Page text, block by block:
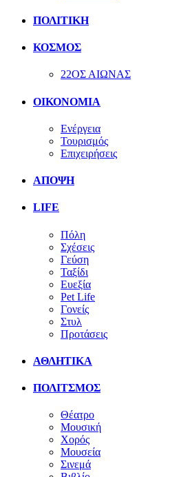
ΠΟΛΙΤΙΚΗ
ΚΟΣΜΟΣ
22ΟΣ ΑΙΩΝΑΣ
ΟΙΚΟΝΟΜΙΑ
Ενέργεια
Τουρισμός
Επιχειρήσεις
ΑΠΟΨΗ
LIFE
Πόλη
Σχέσεις
Γεύση
Ταξίδι
Ευεξία
Pet Life
Γονείς
Στυλ
Προτάσεις
ΑΘΛΗΤΙΚΑ
ΠΟΛΙΤΣΜΟΣ
Θέατρο
Μουσική
Χορός
Μουσεία
Σινεμά